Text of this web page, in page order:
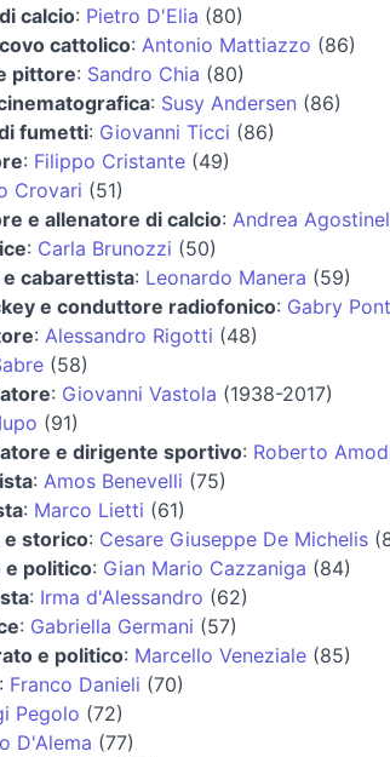
calcio: Pietro D'Elia (80)
cattolico: Antonio Mattiazzo (86)
pittore: Sandro Chia (80)
: Susy Andersen (86)
fumetti: Giovanni Ticci (86)
: Filippo Cristante(49)
Crovari (51)
e allenatore di calcio: Andrea
: Carla Brunozzi (50)
cabarettista: Leonardo Manera (59)
e conduttore radiofonico: Gabry
: Alessandro Rigotti (48)
(58)
: Giovanni Vastola (1938-2017)
(91)
e dirigente sportivo: Roberto
: Amos Benevelli (75)
: Marco Lietti (61)
storico: Cesare Giuseppe De Michelis
politico: Gian Mario Cazzaniga (84)
: Irma d'Alessandro (62)
: Gabriella Germani (57)
e politico: Marcello Veneziale(85)
Franco Danieli (70)
Pegolo (72)
D'Alema (77)